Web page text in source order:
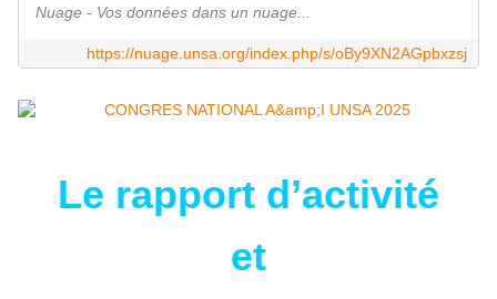
Nuage - Vos données dans un nuage...
https://nuage.unsa.org/index.php/s/oBy9XN2AGpbxzsj
Le rapport d’activité
et